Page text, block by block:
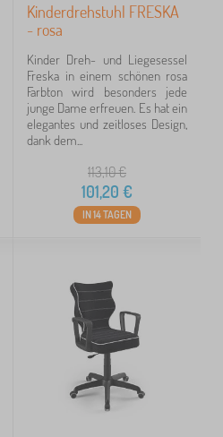
Kinderdrehstuhl FRESKA
- rosa
Kinder Dreh- und Liegesessel
Freska in einem schönen rosa
Farbton wird besonders jede
junge Dame erfreuen. Es hat ein
elegantes und zeitloses Design,
dank dem...
113,10€
101,20 €
IN 14 TAGEN